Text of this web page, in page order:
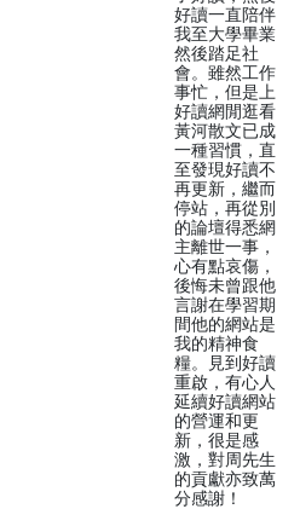
好讀一直陪伴
我至大學畢業
然後踏足社
會。雖然工作
事忙，但是上
好讀網閒逛看
黃河散文已成
一種習慣，直
至發現好讀不
再更新，繼而
停站，再從別
的論壇得悉網
主離世一事，
心有點哀傷，
後悔未曾跟他
言謝在學習期
間他的網站是
我的精神食
糧。見到好讀
重啟，有心人
延續好讀網站
的營運和更
新，很是感
激，對周先生
的貢獻亦致萬
分感謝！